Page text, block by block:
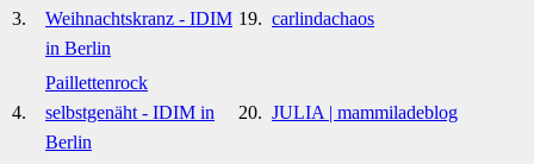
3.
Weihnachtskranz - IDIM
in Berlin
19. carlindachaos
4.
Paillettenrock
selbstgenäht - IDIM in
Berlin
20. JULIA | mammiladeblog